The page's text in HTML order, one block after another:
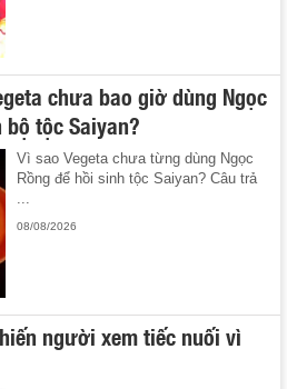
chưa bao giờ dùng Ngọc
tộc Saiyan?
Vì sao Vegeta chưa từng dùng Ngọc
Rồng để hồi sinh tộc Saiyan? Câu trả
...
08/08/2026
người xem tiếc nuối vì